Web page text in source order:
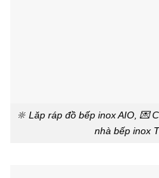
🔆 Lăp ráp đồ bếp inox AIO, 💌
nhà bếp inox